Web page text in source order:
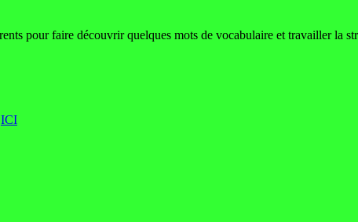
pour faire découvrir quelques mots de vocabulaire et travailler la
ICI